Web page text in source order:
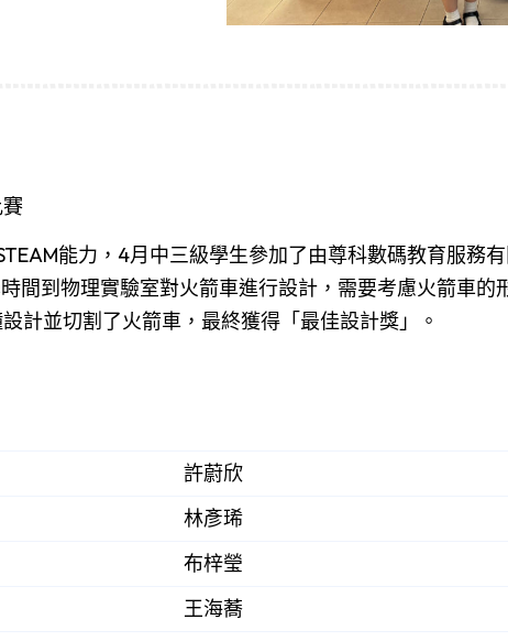
能力，4月中三級學生參加了由尊科數碼教育服務
間到物理實驗室對火箭車進行設計，需要考慮火箭車的
計並切割了火箭車，最終獲得「最佳設計獎」。
許蔚欣
林彥琋
布梓瑩
王海蕎